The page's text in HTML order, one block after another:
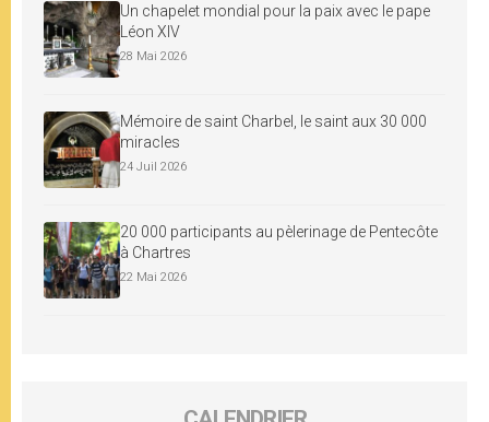
Un chapelet mondial pour la paix avec le pape
Léon XIV
28 Mai 2026
Mémoire de saint Charbel, le saint aux 30 000
miracles
24 Juil 2026
20 000 participants au pèlerinage de Pentecôte
à Chartres
22 Mai 2026